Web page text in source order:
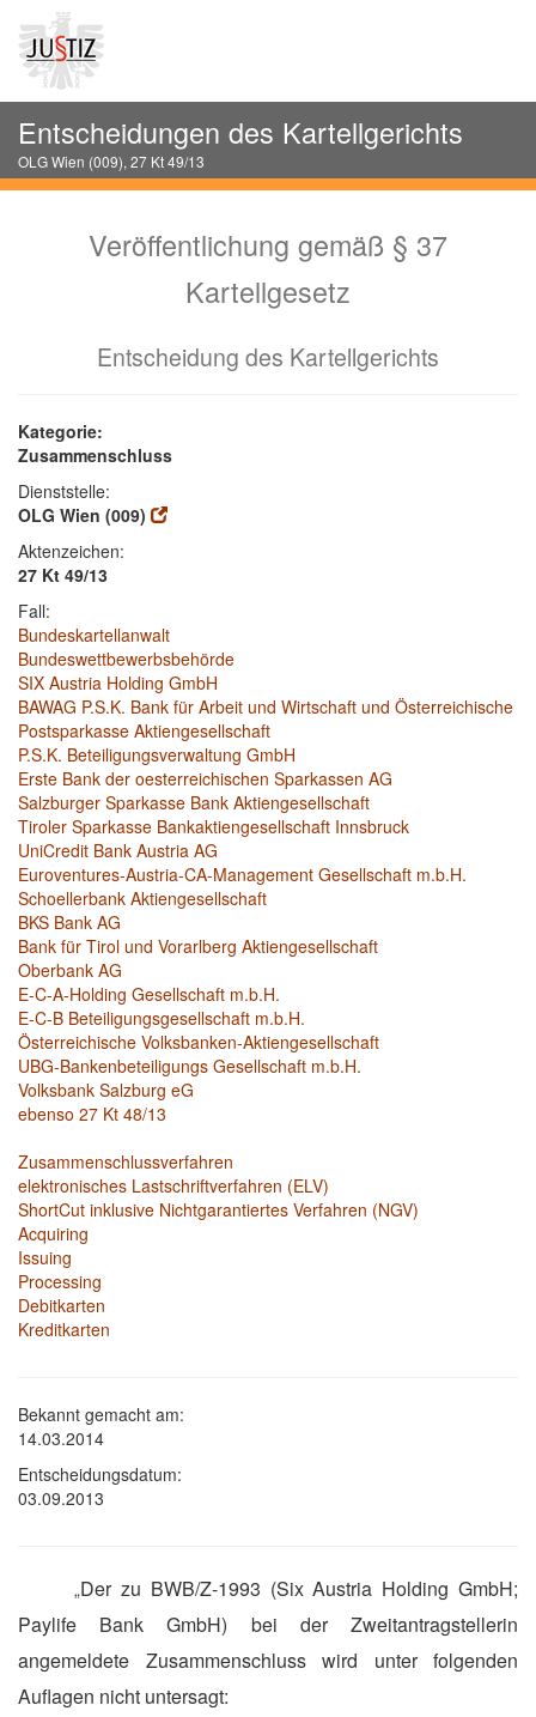
Entscheidungen des Kartellgerichts
OLG Wien (009), 27 Kt 49/13
Veröffentlichung gemäß § 37
Kartellgesetz
Entscheidung des Kartellgerichts
Kategorie:
Zusammenschluss
Dienststelle:
OLG Wien (009)
Aktenzeichen:
27 Kt 49/13
Fall:
Bundeskartellanwalt
Bundeswettbewerbsbehörde
SIX Austria Holding GmbH
BAWAG P.S.K. Bank für Arbeit und Wirtschaft und Österreichische
Postsparkasse Aktiengesellschaft
P.S.K. Beteiligungsverwaltung GmbH
Erste Bank der oesterreichischen Sparkassen AG
Salzburger Sparkasse Bank Aktiengesellschaft
Tiroler Sparkasse Bankaktiengesellschaft Innsbruck
UniCredit Bank Austria AG
Euroventures-Austria-CA-Management Gesellschaft m.b.H.
Schoellerbank Aktiengesellschaft
BKS Bank AG
Bank für Tirol und Vorarlberg Aktiengesellschaft
Oberbank AG
E-C-A-Holding Gesellschaft m.b.H.
E-C-B Beteiligungsgesellschaft m.b.H.
Österreichische Volksbanken-Aktiengesellschaft
UBG-Bankenbeteiligungs Gesellschaft m.b.H.
Volksbank Salzburg eG
ebenso 27 Kt 48/13
Zusammenschlussverfahren
elektronisches Lastschriftverfahren (ELV)
ShortCut inklusive Nichtgarantiertes Verfahren (NGV)
Acquiring
Issuing
Processing
Debitkarten
Kreditkarten
Bekannt gemacht am:
14.03.2014
Entscheidungsdatum:
03.09.2013
„Der zu BWB/Z-1993 (Six Austria Holding GmbH;
Paylife Bank GmbH) bei der Zweitantragstellerin
angemeldete Zusammenschluss wird unter folgenden
Auflagen nicht untersagt: